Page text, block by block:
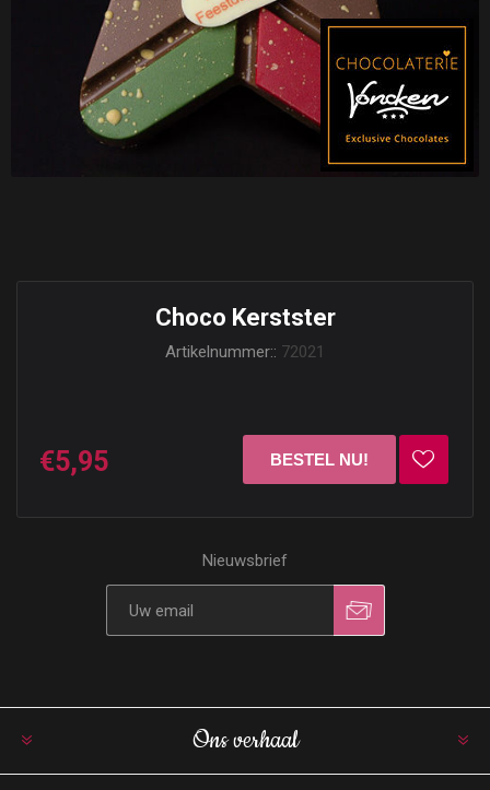
Choco Kerstster
Artikelnummer:: 72021
€5,95
Nieuwsbrief
Ons verhaal